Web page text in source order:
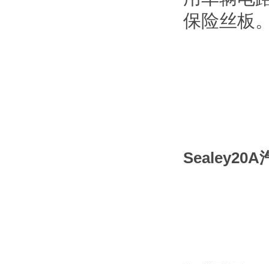
保险丝板
Sealey20A